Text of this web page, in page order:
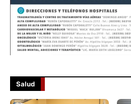
Salud